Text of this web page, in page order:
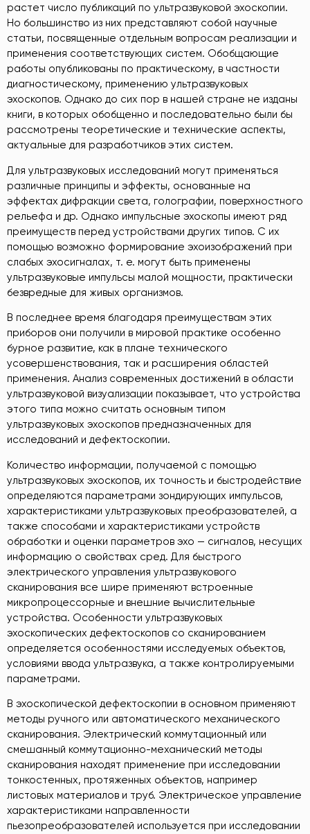
растет число публикаций по ультразвуковой эхоскопии.
Но большинство из них представляют собой научные
статьи, посвященные отдельным вопросам реализации и
применения соответствующих систем. Обобщающие
работы опубликованы по практическому, в частности
диагностическому, применению ультразвуковых
эхоскопов. Однако до сих пор в нашей стране не изданы
книги, в которых обобщенно и последовательно были бы
рассмотрены теоретические и технические аспекты,
актуальные для разработчиков этих систем.
Для ультразвуковых исследований могут применяться
различные принципы и эффекты, основанные на
эффектах дифракции света, голографии, поверхностного
рельефа и др. Однако импульсные эхоскопы имеют ряд
преимуществ перед устройствами других типов. С их
помощью возможно формирование эхоизображений при
слабых эхосигналах, т. е. могут быть применены
ультразвуковые импульсы малой мощности, практически
безвредные для живых организмов.
В последнее время благодаря преимуществам этих
приборов они получили в мировой практике особенно
бурное развитие, как в плане технического
усовершенствования, так и расширения областей
применения. Анализ современных достижений в области
ультразвуковой визуализации показывает, что устройства
этого типа можно считать основным типом
ультразвуковых эхоскопов предназначенных для
исследований и дефектоскопии.
Количество информации, получаемой с помощью
ультразвуковых эхоскопов, их точность и быстродействие
определяются параметрами зондирующих импульсов,
характеристиками ультразвуковых преобразователей, а
также способами и характеристиками устройств
обработки и оценки параметров эхо — сигналов, несущих
информацию о свойствах сред. Для быстрого
электрического управления ультразвукового
сканирования все шире применяют встроенные
микропроцессорные и внешние вычислительные
устройства. Особенности ультразвуковых
эхоскопических дефектоскопов со сканированием
определяется особенностями исследуемых объектов,
условиями ввода ультразвука, а также контролируемыми
параметрами.
В эхоскопической дефектоскопии в основном применяют
методы ручного или автоматического механического
сканирования. Электрический коммутационный или
смешанный коммутационно-механический методы
сканирования находят применение при исследовании
тонкостенных, протяженных объектов, например
листовых материалов и труб. Электрическое управление
характеристиками направленности
пьезопреобразователей используется при исследовании